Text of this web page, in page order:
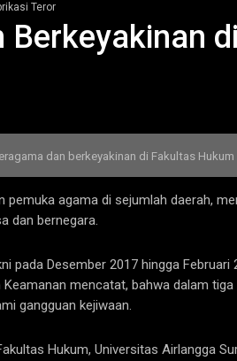
Teror
dan berkeyakinan di Fakultas
agama di sejumlah daerah,
dan bernegara.
pada Desember 2017 hingga
mencatat, bahwa dalam
gangguan kejiwaan.
Hukum, Universitas Airlangga